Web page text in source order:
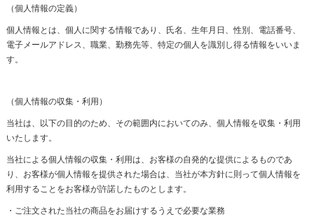
（個人情報の定義）
個人情報とは、個人に関する情報であり、氏名、生年月日、性別、電話番号、
電子メールアドレス、職業、勤務先等、特定の個人を識別し得る情報をいいま
す。
（個人情報の収集・利用）
当社は、以下の目的のため、その範囲内においてのみ、個人情報を収集・利用
いたします。
当社による個人情報の収集・利用は、お客様の自発的な提供によるものであ
り、お客様が個人情報を提供された場合は、当社が本方針に則って個人情報を
利用することをお客様が許諾したものとします。
・ご注文された当社の商品をお届けするうえで必要な業務